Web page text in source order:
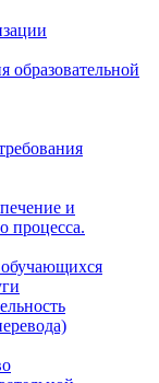
образовательной
и
процесса.